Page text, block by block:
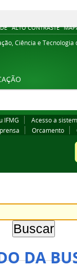
ALTO CONTRASTE
Ciência e Tecnologia
IFMG Acesso a
Orcamento
DA